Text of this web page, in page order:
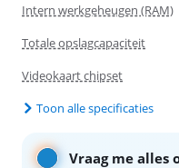
Intern werkgeheugen (RAM)
Totale opslagcapaciteit
Videokaart chipset
Toon alle specificaties
Vraag me alles